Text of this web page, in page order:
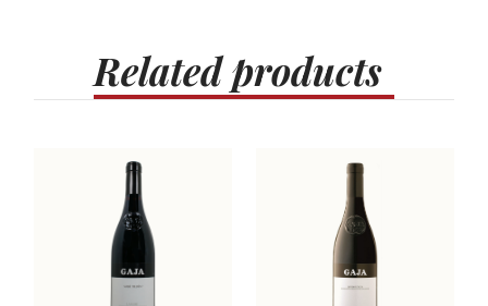
Relatedproducts